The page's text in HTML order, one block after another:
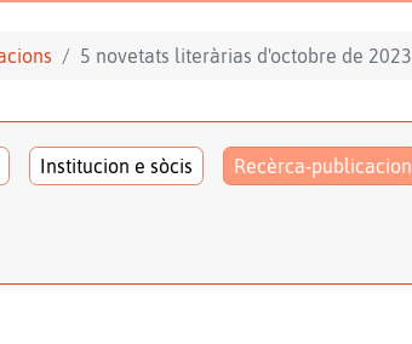
5 novetats literàrias d'octobre de 2023
Institucion e sòcis Recèrca-publicacion